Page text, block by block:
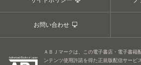
お問い合わせ
ＡＢＪマークは、この電子書店・電子書籍
ンテンツ使用許諾を得た正規版配信サービ